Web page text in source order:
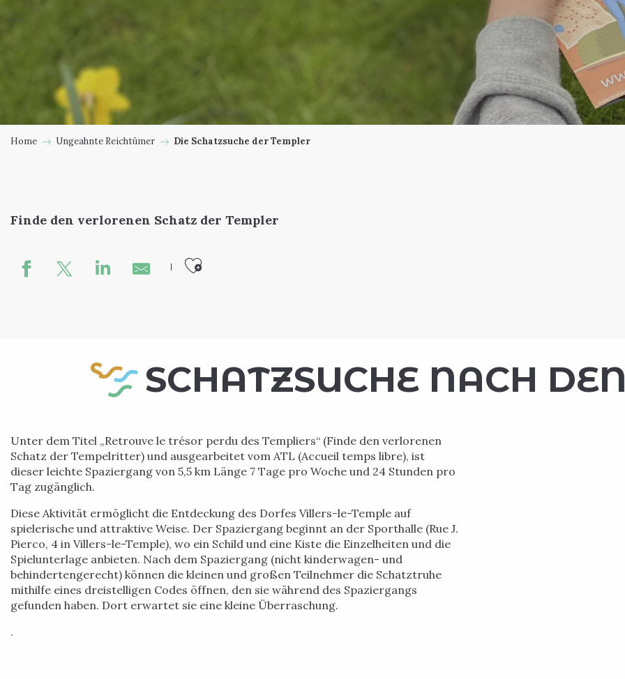
Home Ungeahnte Reichtümer Die Schatzsuche der Templer
Finde den verlorenen Schatz der Templer
Ajouter aux favoris
SCHATZSUCHE NACH
Unter dem Titel „Retrouve le trésor perdu des Templiers“ (Finde den verlorenen
Schatz der Tempelritter) und ausgearbeitet vom ATL (Accueil temps libre), ist
dieser leichte Spaziergang von 5,5 km Länge 7 Tage pro Woche und 24 Stunden pro
Tag zugänglich.
Diese Aktivität ermöglicht die Entdeckung des Dorfes Villers-le-Temple auf
spielerische und attraktive Weise. Der Spaziergang beginnt an der Sporthalle (Rue J.
Pierco, 4 in Villers-le-Temple), wo ein Schild und eine Kiste die Einzelheiten und die
Spielunterlage anbieten. Nach dem Spaziergang (nicht kinderwagen- und
behindertengerecht) können die kleinen und großen Teilnehmer die Schatztruhe
mithilfe eines dreistelligen Codes öffnen, den sie während des Spaziergangs
gefunden haben. Dort erwartet sie eine kleine Überraschung.
.